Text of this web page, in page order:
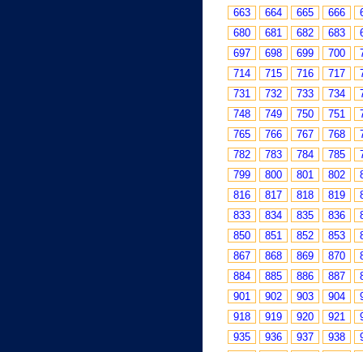
663
664 665 666
680
681 682 683
697
698 699 700
714
715 716 717
731
732 733 734
748
749 750 751
765
766 767 768
782
783 784 785
799
800 801 802
816
817 818 819
833
834 835 836
850
851 852 853
867
868 869 870
884
885 886 887
901
902 903 904
918
919 920 921
935
936 937 938